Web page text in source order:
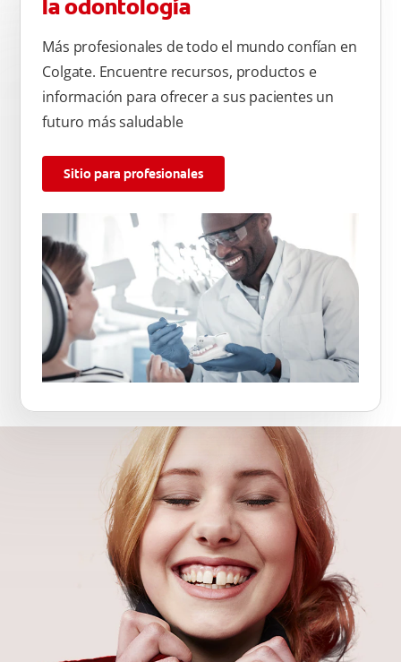
la odontología
Más profesionales de todo el mundo confían en
Colgate. Encuentre recursos, productos e
información para ofrecer a sus pacientes un
futuro más saludable
Sitio para profesionales